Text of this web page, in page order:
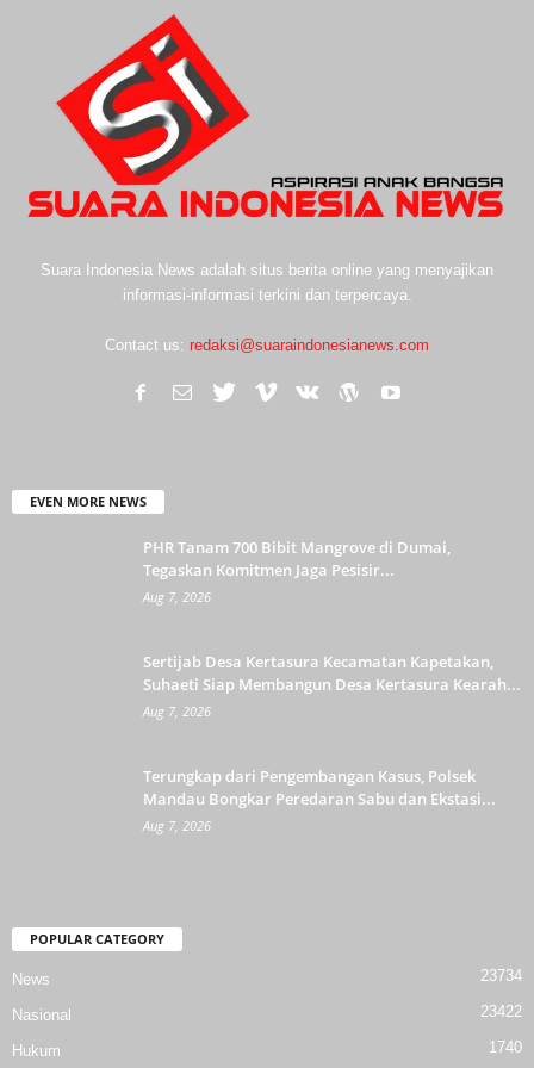
Suara Indonesia News adalah situs berita online yang menyajikan
informasi-informasi terkini dan terpercaya.
Contact us: redaksi@suaraindonesianews.com
EVEN MORE NEWS
PHR Tanam 700 Bibit Mangrove di Dumai,
Tegaskan Komitmen Jaga Pesisir...
Aug 7, 2026
Sertijab Desa Kertasura Kecamatan Kapetakan,
Suhaeti Siap Membangun Desa Kertasura Kearah...
Aug 7, 2026
Terungkap dari Pengembangan Kasus, Polsek
Mandau Bongkar Peredaran Sabu dan Ekstasi...
Aug 7, 2026
POPULAR CATEGORY
News 23734
Nasional 23422
Hukum 1740